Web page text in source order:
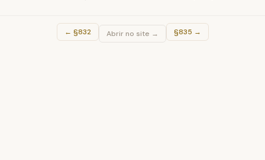
← §832 Abrir no site → §835 →